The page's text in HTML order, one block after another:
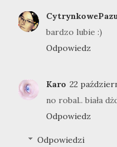
bardzo lubie :)
Odpowiedz
Karo 22
no robal.. biała
Odpowiedz
Odpowiedzi